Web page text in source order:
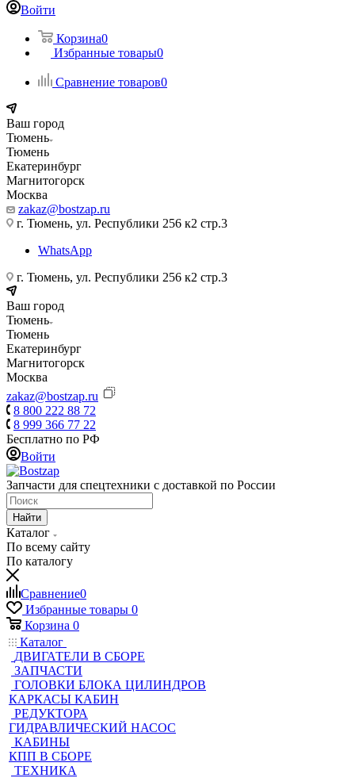
Войти
Корзина0
Избранные товары0
Сравнение товаров0
Ваш город
Тюмень
Тюмень
Екатеринбург
Магнитогорск
Москва
zakaz@bostzap.ru
г. Тюмень, ул. Республики 256 к2 стр.3
WhatsApp
г. Тюмень, ул. Республики 256 к2 стр.3
Ваш город
Тюмень
Тюмень
Екатеринбург
Магнитогорск
Москва
zakaz@bostzap.ru
8 800 222 88 72
8 999 366 77 22
Бесплатно по РФ
Войти
Запчасти для спецтехники с доставкой по России
Найти
Каталог
По всему сайту
По каталогу
Сравнение0
Избранные товары 0
Корзина 0
Каталог
ДВИГАТЕЛИ В СБОРЕ
ЗАПЧАСТИ
ГОЛОВКИ БЛОКА ЦИЛИНДРОВ
КАРКАСЫ КАБИН
РЕДУКТОРА
ГИДРАВЛИЧЕСКИЙ НАСОС
КАБИНЫ
КПП В СБОРЕ
ТЕХНИКА